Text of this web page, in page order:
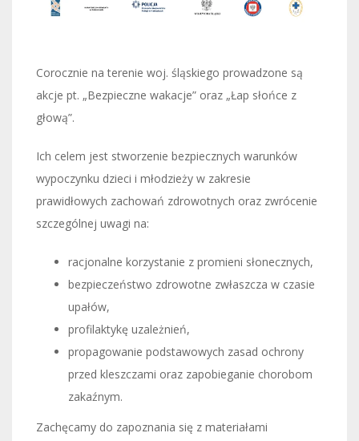
Corocznie na terenie woj. śląskiego prowadzone są
akcje pt. „Bezpieczne wakacje” oraz „Łap słońce z
głową”.
Ich celem jest stworzenie bezpiecznych warunków
wypoczynku dzieci i młodzieży w zakresie
prawidłowych zachowań zdrowotnych oraz zwrócenie
szczególnej uwagi na:
racjonalne korzystanie z promieni słonecznych,
bezpieczeństwo zdrowotne zwłaszcza w czasie
upałów,
profilaktykę uzależnień,
propagowanie podstawowych zasad ochrony
przed kleszczami oraz zapobieganie chorobom
zakaźnym.
Zachęcamy do zapoznania się z materiałami